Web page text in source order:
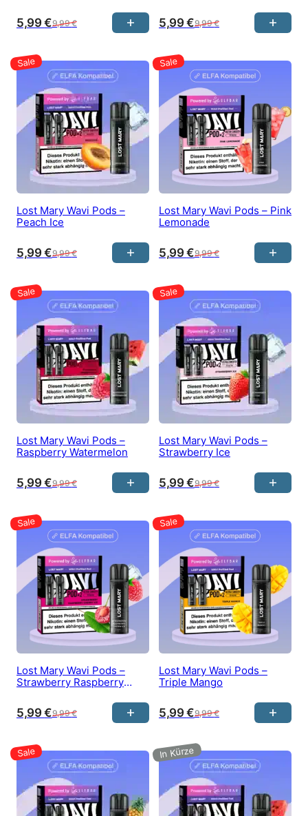
9,99€
5,99€ 9,99€
5,99€
Lost Mary Wavi Pods –
Peach Ice
9,99€
5,99€
Lost Mary Wavi Pods – Pink
Lemonade
9,99€
5,99€
Lost Mary Wavi Pods –
Raspberry Watermelon
9,99€
5,99€
Lost Mary Wavi Pods –
Strawberry Ice
9,99€
5,99€
Lost Mary Wavi Pods –
Strawberry Raspberry
9,99€
5,99€
Lost Mary Wavi Pods –
Triple Mango
9,99€
5,99€